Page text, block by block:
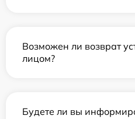
Возможен ли возврат
лицом?
Будете ли вы